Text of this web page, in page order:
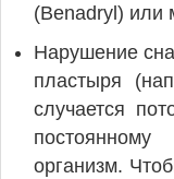
(Benadryl) или
Нарушение
пластыря
случается
организм.